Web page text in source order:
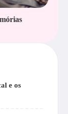
e os